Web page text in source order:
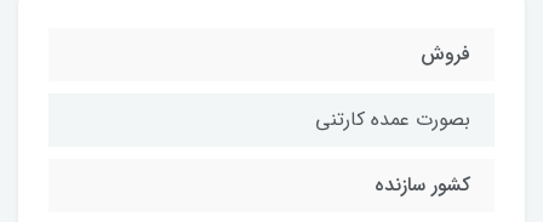
فروش
بصورت عمده کارتنی
کشور سازنده